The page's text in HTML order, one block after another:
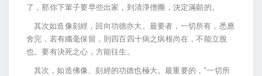
了，那你下輩子要早些出家，到清淨僧團，決定滿願的。
其次如造像刻經，回向功德亦大。最要者，一切所有，悉應
舍完，若有纖毫保留，則四百四十病之病根尚在，不能立脫
也。要有決死之心，方能往生。
其次，如造佛像、刻經的功德也極大。最重要的，“一切所